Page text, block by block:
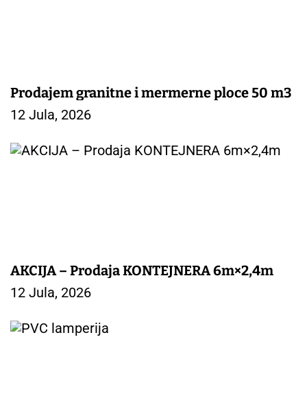
Prodajem granitne i mermerne ploce 50 m3
12 Jula, 2026
AKCIJA – Prodaja KONTEJNERA 6m×2,4m
12 Jula, 2026